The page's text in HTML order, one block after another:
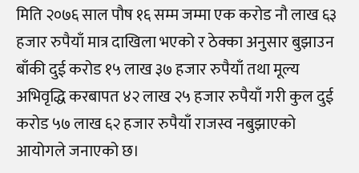
मिति २०७६ साल पौष १६ सम्म जम्मा एक करोड नौ लाख ६३
हजार रुपैयाँ मात्र दाखिला भएको र ठेक्का अनुसार बुझाउन
बाँकी दुई करोड १५ लाख ३७ हजार रुपैयाँ तथा मूल्य
अभिवृद्धि करबापत ४२ लाख २५ हजार रुपैयाँ गरी कुल दुई
करोड ५७ लाख ६२ हजार रुपैयाँ राजस्व नबुझाएको
आयोगले जनाएको छ।